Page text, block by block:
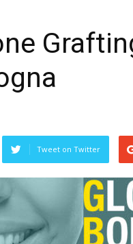
Tweet on Twitter